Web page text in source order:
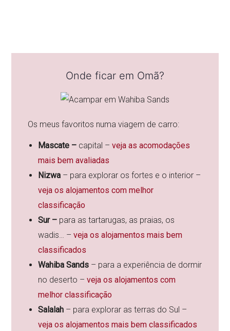
Onde ficar em Omã?
Os meus favoritos numa viagem de carro:
Mascate – capital – veja as acomodações
mais bem avaliadas
Nizwa – para explorar os fortes e o interior –
veja os alojamentos com melhor
classificação
Sur – para as tartarugas, as praias, os
wadis… –veja os alojamentos mais bem
classificados
Wahiba Sands – para a experiência de dormir
no deserto –veja os alojamentos com
melhor classificação
Salalah – para explorar as terras do Sul –
veja os alojamentos mais bem classificados